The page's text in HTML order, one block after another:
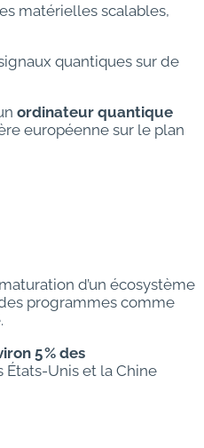
matérielles scalables,
quantiques sur de
ordinateur quantique
européenne sur le plan
d’un écosystème
programmes comme
5 % des
États-Unis et la Chine